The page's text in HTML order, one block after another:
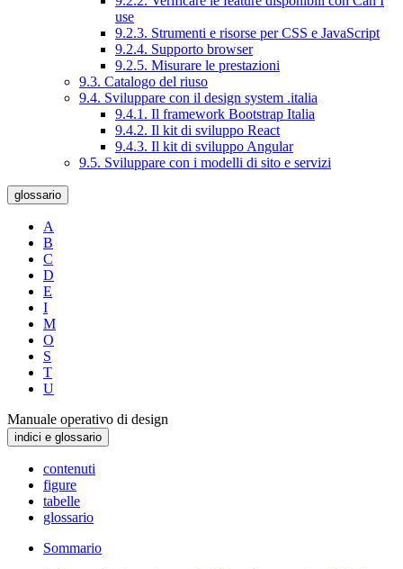
use
9.2.3. Strumenti e risorse per CSS e JavaScript
9.2.4. Supporto browser
9.2.5. Misurare le prestazioni
9.3. Catalogo del riuso
9.4. Sviluppare con il design system .italia
9.4.1. Il framework Bootstrap Italia
9.4.2. Il kit di sviluppo React
9.4.3. Il kit di sviluppo Angular
9.5. Sviluppare con i modelli di sito e servizi
glossario
A
B
C
D
E
I
M
O
S
T
U
Manuale operativo di design
indici e glossario
contenuti
figure
tabelle
glossario
Sommario